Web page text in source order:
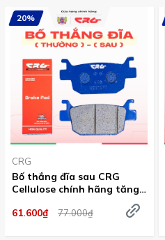
20%
CRG
Bố thắng đĩa sau CRG
Cellulose chính hãng tăng
ma sát ceramic chống cháy
61.600₫
77.000₫